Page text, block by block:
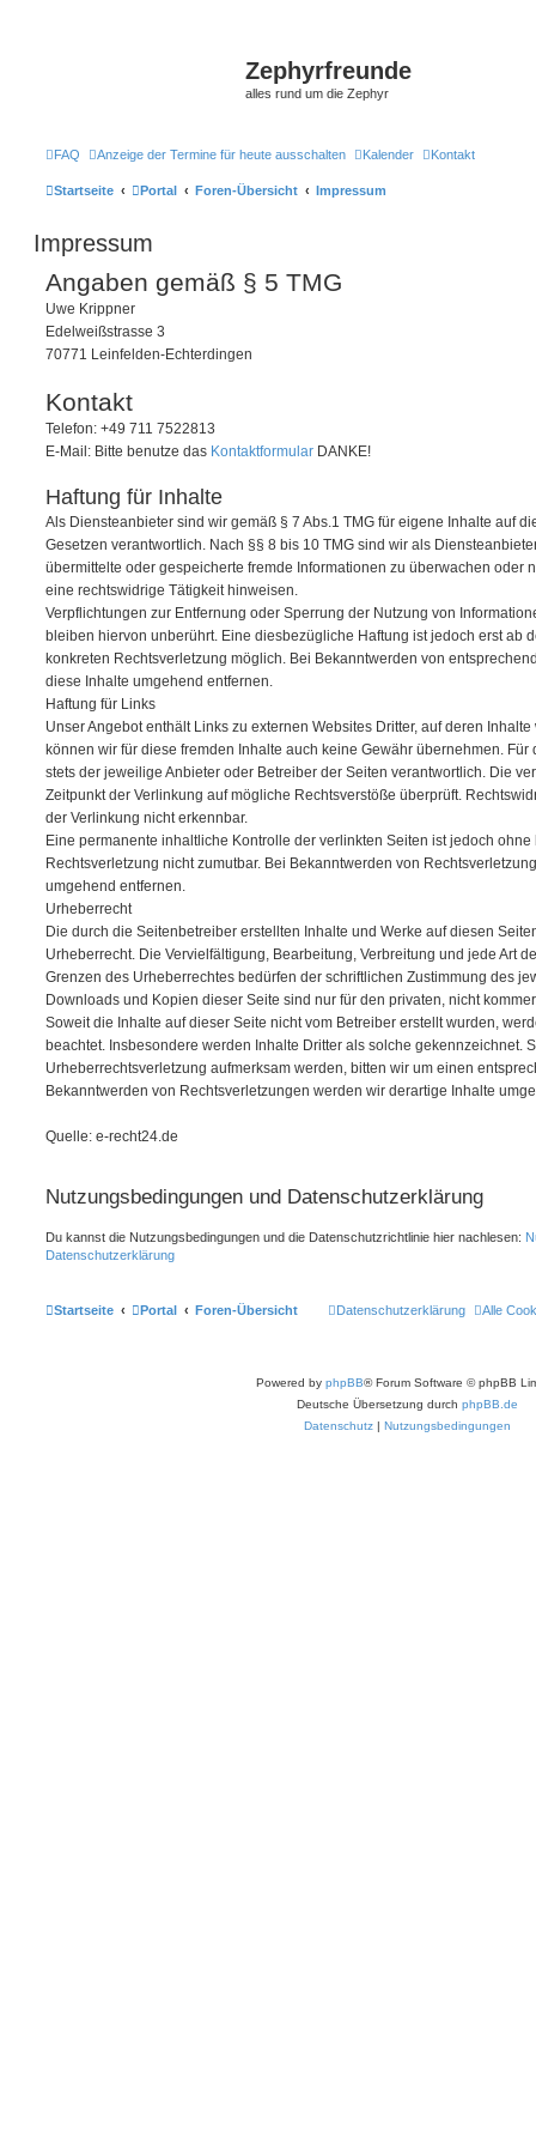
Zephyrfreunde
alles rund um die Zephyr
FAQ Anzeige der Termine für heute ausschalten Kalender Kontakt
Startseite Portal Foren-Übersicht Impressum
Impressum
Angaben gemäß § 5 TMG
Uwe Krippner
Edelweißstrasse 3
70771 Leinfelden-Echterdingen
Kontakt
Telefon: +49 711 7522813
E-Mail: Bitte benutze das Kontaktformular DANKE!
Haftung für Inhalte
Als Diensteanbieter sind wir gemäß § 7 Abs.1 TMG für eigene Inhalte auf
Gesetzen verantwortlich. Nach §§ 8 bis 10 TMG sind wir als
übermittelte oder gespeicherte fremde Informationen zu überwachen oder
eine rechtswidrige Tätigkeit hinweisen.
Verpflichtungen zur Entfernung oder Sperrung der Nutzung von
bleiben hiervon unberührt. Eine diesbezügliche Haftung ist jedoch erst ab
konkreten Rechtsverletzung möglich. Bei Bekanntwerden von
diese Inhalte umgehend entfernen.
Haftung für Links
Unser Angebot enthält Links zu externen Websites Dritter, auf deren
können wir für diese fremden Inhalte auch keine Gewähr übernehmen.
stets der jeweilige Anbieter oder Betreiber der Seiten verantwortlich. Die
Zeitpunkt der Verlinkung auf mögliche Rechtsverstöße überprüft.
der Verlinkung nicht erkennbar.
Eine permanente inhaltliche Kontrolle der verlinkten Seiten ist jedoch
Rechtsverletzung nicht zumutbar. Bei Bekanntwerden von
umgehend entfernen.
Urheberrecht
Die durch die Seitenbetreiber erstellten Inhalte und Werke auf diesen
Urheberrecht. Die Vervielfältigung, Bearbeitung, Verbreitung und jede Art
Grenzen des Urheberrechtes bedürfen der schriftlichen Zustimmung des
Downloads und Kopien dieser Seite sind nur für den privaten, nicht
Soweit die Inhalte auf dieser Seite nicht vom Betreiber erstellt wurden,
beachtet. Insbesondere werden Inhalte Dritter als solche gekennzeichnet.
Urheberrechtsverletzung aufmerksam werden, bitten wir um einen
Bekanntwerden von Rechtsverletzungen werden wir derartige Inhalte
Quelle: e-recht24.de
Nutzungsbedingungen und Datenschutzerklärung
Du kannst die Nutzungsbedingungen und die Datenschutzrichtlinie hier nachlesen:
Datenschutzerklärung
Startseite Portal Foren-Übersicht Alle
Datenschutzerklärung
Powered by phpBB® Forum Software © phpBB
Deutsche Übersetzung durch phpBB.de
Datenschutz | Nutzungsbedingungen